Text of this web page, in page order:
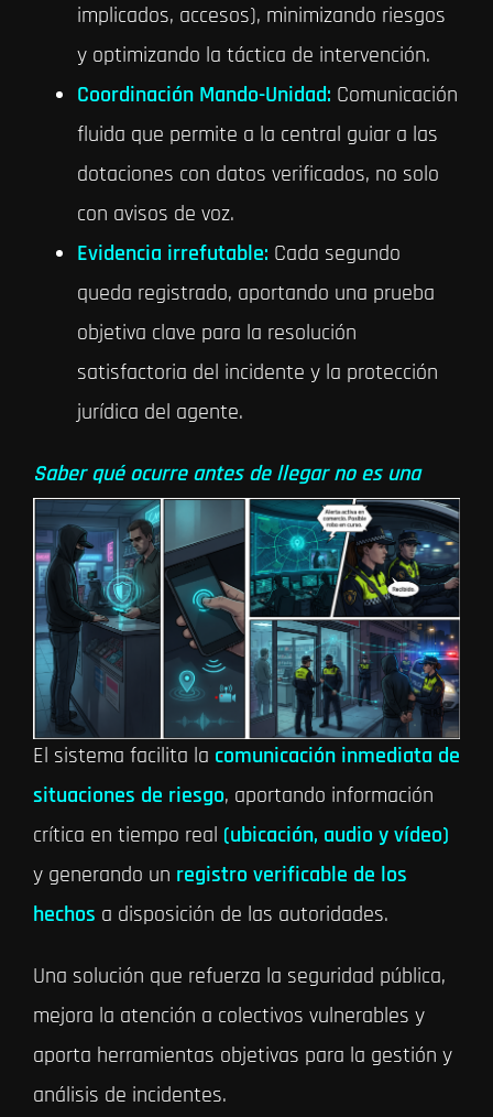
implicados, accesos), minimizando riesgos
y optimizando la táctica de intervención.
Coordinación Mando-Unidad: Comunicación
fluida que permite a la central guiar a las
dotaciones con datos verificados, no solo
con avisos de voz.
Evidencia irrefutable: Cada segundo
queda registrado, aportando una prueba
objetiva clave para la resolución
satisfactoria del incidente y la protección
jurídica del agente.
Saber qué ocurre antes de llegar no es una
ventaja, es una necesidad operativa.
HORUSpermite a las administraciones dotar a
sus municipios de un canal avanzado de
protección personal, conectado directamente
con la policía local.
El sistema facilita la comunicación inmediata de
situaciones de riesgo, aportando información
crítica en tiempo real (ubicación, audio y vídeo)
y generando un registro verificable de los
hechos a disposición de las autoridades.
Una solución que refuerza la seguridad pública,
mejora la atención a colectivos vulnerables y
aporta herramientas objetivas para la gestión y
análisis de incidentes.